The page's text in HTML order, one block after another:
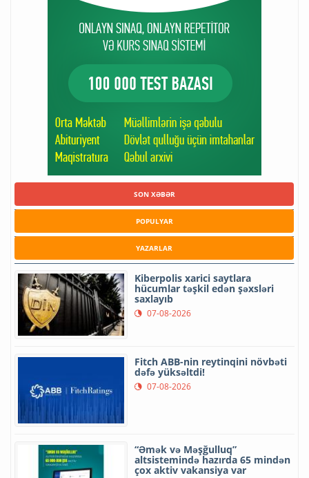
SON XƏBƏR
POPULYAR
YAZARLAR
Kiberpolis xarici saytlara
hücumlar təşkil edən şəxsləri
saxlayıb
07-08-2026
Fitch ABB-nin reytinqini növbəti
dəfə yüksəltdi!
07-08-2026
“Əmək və Məşğulluq”
altsistemində hazırda 65 mindən
çox aktiv vakansiya var